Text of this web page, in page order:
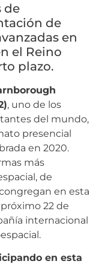
de
de
en
el Reino
plazo.
, uno de los
del mundo,
presencial
en 2020.
más
de
en esta
22 de
internacional
en esta